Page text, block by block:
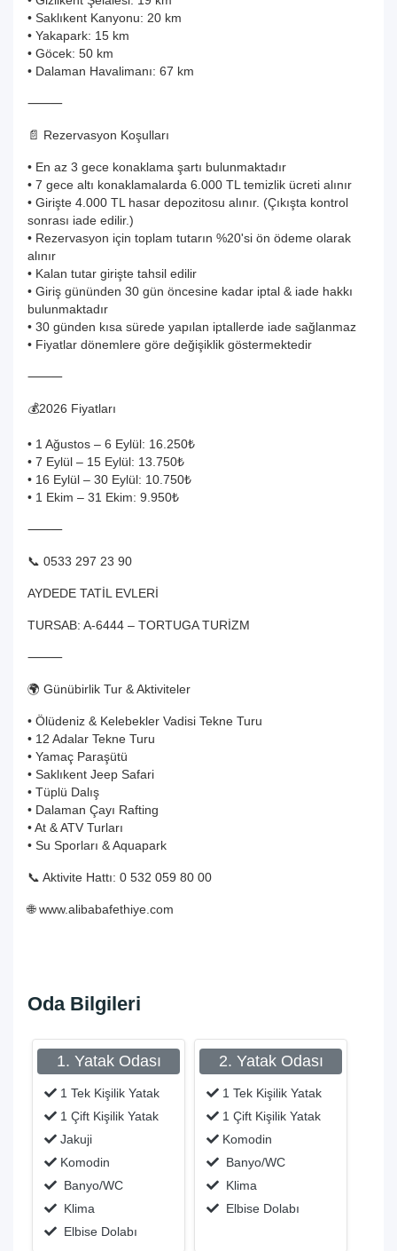
• Saklıkent Kanyonu: 20 km
• Yakapark: 15 km
• Göcek: 50 km
• Dalaman Havalimanı: 67 km
⸻
📄 Rezervasyon Koşulları
• En az 3 gece konaklama şartı bulunmaktadır
• 7 gece altı konaklamalarda 6.000 TL temizlik ücreti alınır
• Girişte 4.000 TL hasar depozitosu alınır. (Çıkışta kontrol
sonrası iade edilir.)
• Rezervasyon için toplam tutarın %20'si ön ödeme olarak
alınır
• Kalan tutar girişte tahsil edilir
• Giriş gününden 30 gün öncesine kadar iptal & iade hakkı
bulunmaktadır
• 30 günden kısa sürede yapılan iptallerde iade sağlanmaz
• Fiyatlar dönemlere göre değişiklik göstermektedir
⸻
💰2026 Fiyatları
• 1 Ağustos – 6 Eylül: 16.250₺
• 7 Eylül – 15 Eylül: 13.750₺
• 16 Eylül – 30 Eylül: 10.750₺
• 1 Ekim – 31 Ekim: 9.950₺
⸻
📞 0533 297 23 90
AYDEDE TATİL EVLERİ
TURSAB: A-6444 – TORTUGA TURİZM
⸻
🌍 Günübirlik Tur & Aktiviteler
• Ölüdeniz & Kelebekler Vadisi Tekne Turu
• 12 Adalar Tekne Turu
• Yamaç Paraşütü
• Saklıkent Jeep Safari
• Tüplü Dalış
• Dalaman Çayı Rafting
• At & ATV Turları
• Su Sporları & Aquapark
📞 Aktivite Hattı: 0 532 059 80 00
🌐www.alibabafethiye.com
Oda Bilgileri
1. Yatak Odası
1 Tek Kişilik Yatak
1 Çift Kişilik Yatak
Jakuji
Komodin
Banyo/WC
Klima
Elbise Dolabı
2. Yatak Odası
1 Tek Kişilik Yatak
1 Çift Kişilik Yatak
Komodin
Banyo/WC
Klima
Elbise Dolabı